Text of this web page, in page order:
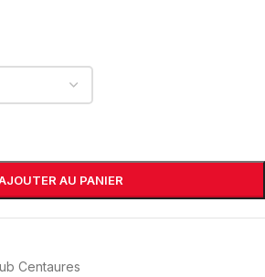
AU PANIER
Centaures